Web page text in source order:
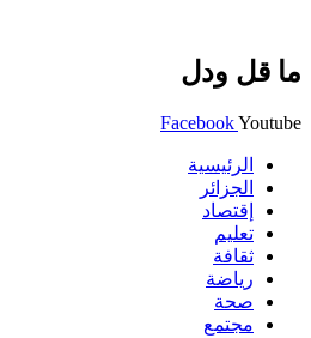
ما قل ودل
FacebookYoutube
الرئيسية
الجزائر
إقتصاد
تعليم
ثقافة
رياضة
صحة
مجتمع